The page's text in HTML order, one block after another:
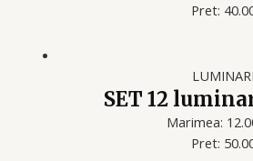
Pret:
LUMINARI
SET 12
Marimea:
Pret: